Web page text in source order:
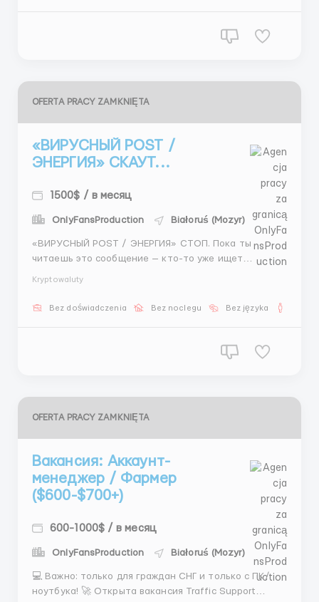
OFERTA PRACY ZAMKNIĘTA
«ВИРУСНЫЙ POST /
ЭНЕРГИЯ» СКАУТ...
1500$ / в месяц
OnlyFansProduction Białoruś (Mozyr)
«ВИРУСНЫЙ POST / ЭНЕРГИЯ» СТОП. Пока ты
читаешь это сообщение — кто-то уже ищет
МЕНЕДЖЕРОВ ⚡ Если тебе нравится активность и
Kryptowaluty
Bez doświadczenia Bez noclegu Bez języka
OFERTA PRACY ZAMKNIĘTA
Вакансия: Аккаунт-
менеджер / Фармер
($600-$700+)
600-1000$ / в месяц
OnlyFansProduction Białoruś (Mozyr)
💻 Важно: только для граждан СНГ и только с ПК/
ноутбука! 🚀 Открыта вакансия Traffic Support